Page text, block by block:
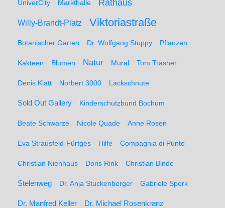
UniverCity Markthalle Rathaus
Willy-Brandt-Platz Viktoriastraße
Botanischer Garten Dr. Wolfgang Stuppy Pflanzen
Kakteen Blumen Natur Mural Tom Trasher
Denis Klatt Norbert 3000 Lackschnute
Sold Out Gallery Kinderschutzbund Bochum
Beate Schwarze Nicole Quade Anne Rosen
Eva Strausfeld-Fürtges Hilfe Compagnia di Punto
Christian Nienhaus Doris Rink Christian Binde
Stelenweg Dr. Anja Stuckenberger Gabriele Spork
Dr. Manfred Keller Dr. Michael Rosenkranz